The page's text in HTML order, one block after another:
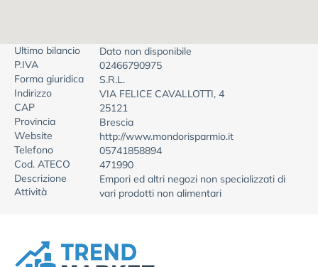
Ultimo bilancio
Dato non disponibile
P.IVA
02466790975
Forma giuridica
S.R.L.
Indirizzo
VIA FELICE CAVALLOTTI, 4
CAP
25121
Provincia
Brescia
Website
http://www.mondorisparmio.it
Telefono
05741858894
Cod. ATECO
471990
Descrizione
Attività
Empori ed altri negozi non specializzati di
vari prodotti non alimentari